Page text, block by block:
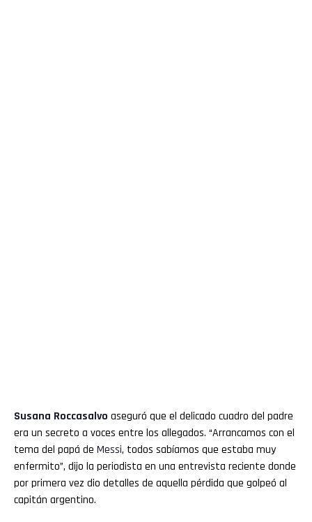
Susana Roccasalvo aseguró que el delicado cuadro del padre
era un secreto a voces entre los allegados. “Arrancamos con el
tema del papá de Messi, todos sabíamos que estaba muy
enfermito”, dijo la periodista en una entrevista reciente donde
por primera vez dio detalles de aquella pérdida que golpeó al
capitán argentino.